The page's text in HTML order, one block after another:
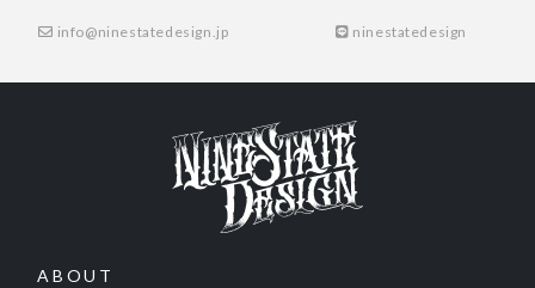
info@ninestatedesign.jp ninestatedesign
ABOUT